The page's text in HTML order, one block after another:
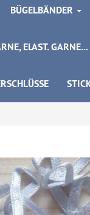
BÜGELBÄNDER
ELAST. GARNE...